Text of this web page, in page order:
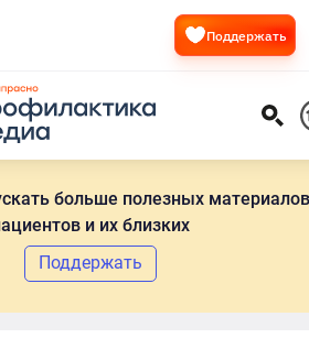
больше полезных
и их близких
Поддержать
Поддержать